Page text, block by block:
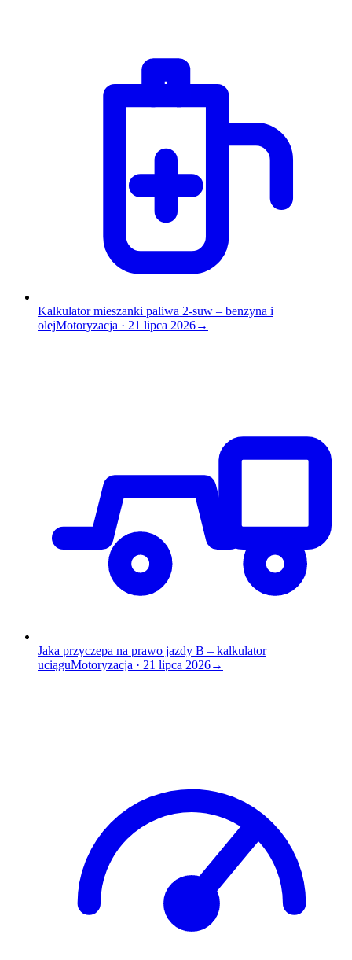
Kalkulator mieszanki paliwa 2-suw – benzyna i
olejMotoryzacja · 21 lipca 2026→
Jaka przyczepa na prawo jazdy B – kalkulator
uciąguMotoryzacja · 21 lipca 2026→